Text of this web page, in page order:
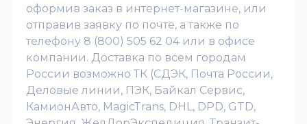
оформив заказ в интернет-магазине, или
отправив заявку по почте, а также по
телефону 8 (800) 505 62 04 или в офисе
компании. Доставка по всем городам
России возможно ТК (СДЭК, Почта России,
Деловые линии, ПЭК, Байкал Сервис,
КамионАвто, MagicTrans, DHL, DPD, GTD,